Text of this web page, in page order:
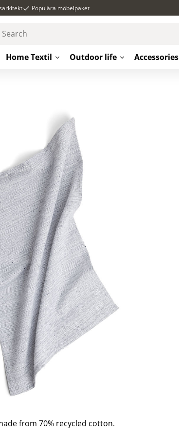
Populära möbelpaket
Home Textil Outdoor life Accessories
from 70% recycled cotton.